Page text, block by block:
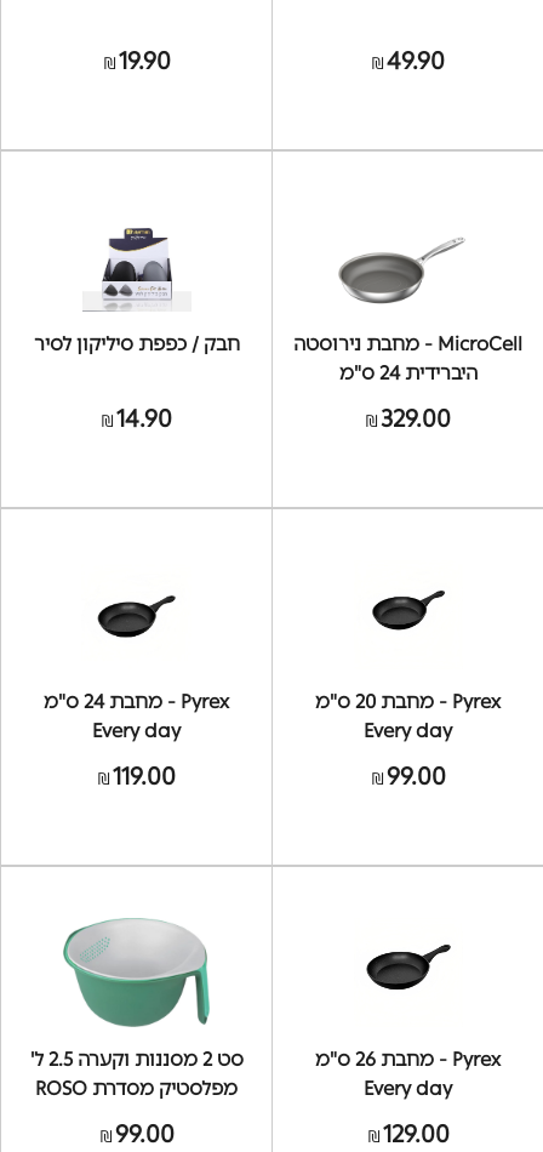
₪49.90
₪19.90
MicroCell - מחבת נירוסטה
היברידית 24 ס"מ
₪329.00
חבק / כפפת סיליקון לסיר
₪14.90
Pyrex - מחבת 20 ס"מ
Every day
₪99.00
Pyrex - מחבת 24 ס"מ
Every day
₪119.00
Pyrex - מחבת 26 ס"מ
Every day
₪129.00
סט 2 מסננות וקערה 2.5 ל'
מפלסטיק מסדרת ROSO
₪99.00